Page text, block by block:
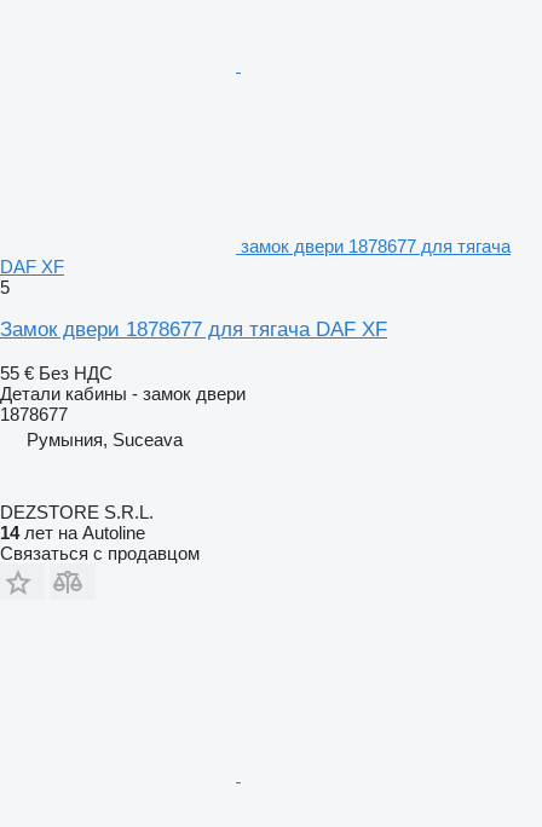
замок двери 1878677 для тягача
DAF XF
5
Замок двери 1878677 для тягача DAF XF
55 € Без НДС
Детали кабины - замок двери
1878677
Румыния, Suceava
DEZSTORE S.R.L.
14лет на Autoline
Связаться с продавцом